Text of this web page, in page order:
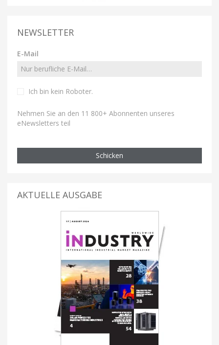
NEWSLETTER
E-Mail
Ich bin kein Roboter.
Nehmen Sie an den 11 800+ Abonnenten unseres
eNewsletters teil
Schicken
AKTUELLE AUSGABE